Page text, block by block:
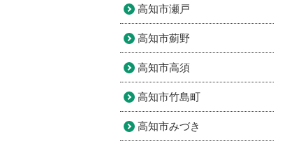
高知市瀬戸
高知市薊野
高知市高須
高知市竹島町
高知市みづき